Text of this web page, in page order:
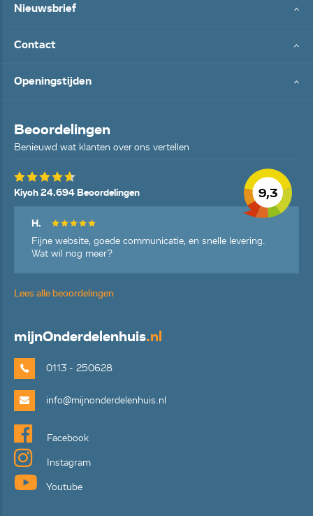
Nieuwsbrief
Contact
Openingstijden
Beoordelingen
Benieuwd wat klanten over ons vertellen
9,3
Kiyoh 24.694 Beoordelingen
H.
Fijne website, goede communicatie, en snelle levering.
Wat wil nog meer?
Lees alle beoordelingen
mijnOnderdelenhuis.nl
0113 - 250628
info@mijnonderdelenhuis.nl
Facebook
Instagram
Youtube